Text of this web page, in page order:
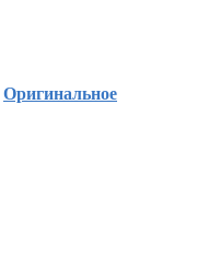
Оригинальное